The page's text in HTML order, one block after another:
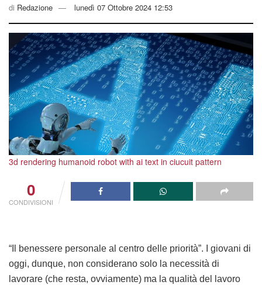
di Redazione lunedì 07 Ottobre 2024 12:53
3d rendering humanoid robot with ai text in ciucuit pattern
0
CONDIVISIONI
“Il benessere personale al centro delle priorità”. I giovani di
oggi, dunque, non considerano solo la necessità di
lavorare (che resta, ovviamente) ma la qualità del lavoro